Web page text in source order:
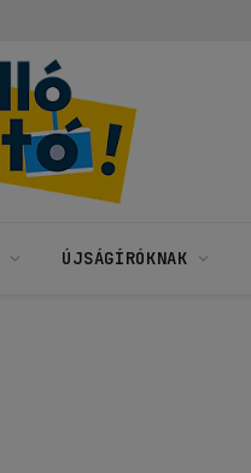
ÚJSÁGÍRÓKNAK